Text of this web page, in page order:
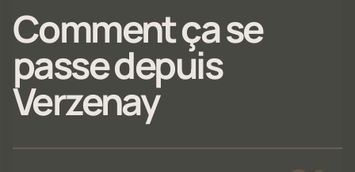
Comment ça se
passe depuis
Verzenay